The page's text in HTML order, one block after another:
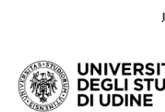
Passa al